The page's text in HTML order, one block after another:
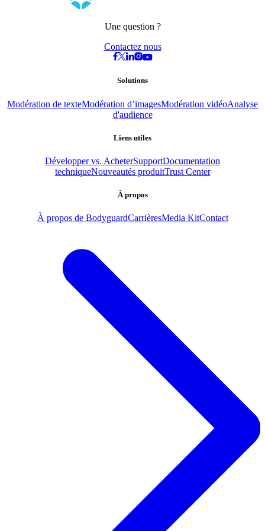
Une question ?
Contactez nous
Solutions
Modération de texteModération d’imagesModération vidéoAnalyse
d'audience
Liens utiles
Développer vs. AcheterSupportDocumentation
techniqueNouveautés produitTrust Center
À propos
À propos de BodyguardCarrièresMedia KitContact